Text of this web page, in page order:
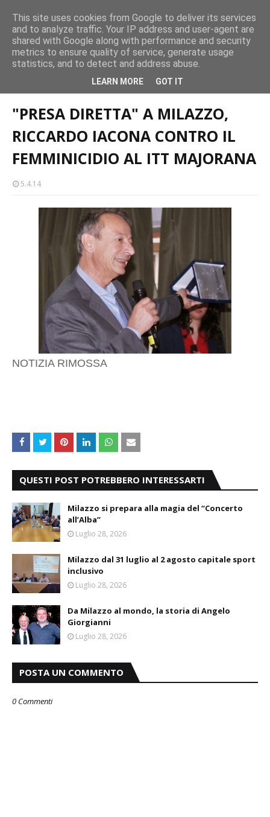
CASTELLO-MILAZZO
Milazzo 28ª Sagra del Pesce a Vaccarella: il programma
EVENTI
"PRESA DIRETTA" A MILAZZO, RICCARDO IACONA CONTRO
"PRESA DIRETTA" A MILAZZO,
RICCARDO IACONA CONTRO IL
FEMMINICIDIO AL ITT MAJORANA
5.4.14
NOTIZIA RIMOSSA
QUESTI POST POTREBBERO INTERESSARTI
Milazzo si prepara alla magia del “Concerto
all’Alba”
Luglio 28, 2026
Milazzo dal 31 luglio al 2 agosto capitale sport
inclusivo
Luglio 28, 2026
Da Milazzo al mondo, la storia di Angelo
Giorgianni
Luglio 28, 2026
POSTA UN COMMENTO
0 Commenti
This site uses cookies from Google to deliver its services
and to analyze traffic. Your IP address and user-agent are
shared with Google along with performance and security
metrics to ensure quality of service, generate usage
statistics, and to detect and address abuse.
LEARN MORE GOT IT